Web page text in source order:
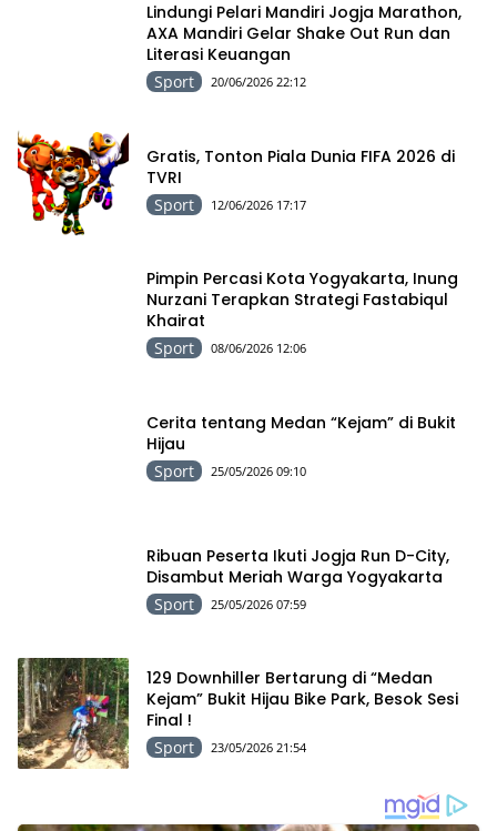
Lindungi Pelari Mandiri Jogja Marathon,
AXA Mandiri Gelar Shake Out Run dan
Literasi Keuangan
Sport 20/06/2026 22:12
Gratis, Tonton Piala Dunia FIFA 2026 di
TVRI
Sport 12/06/2026 17:17
Pimpin Percasi Kota Yogyakarta, Inung
Nurzani Terapkan Strategi Fastabiqul
Khairat
Sport 08/06/2026 12:06
Cerita tentang Medan “Kejam” di Bukit
Hijau
Sport 25/05/2026 09:10
Ribuan Peserta Ikuti Jogja Run D-City,
Disambut Meriah Warga Yogyakarta
Sport 25/05/2026 07:59
129 Downhiller Bertarung di “Medan
Kejam” Bukit Hijau Bike Park, Besok Sesi
Final !
Sport 23/05/2026 21:54